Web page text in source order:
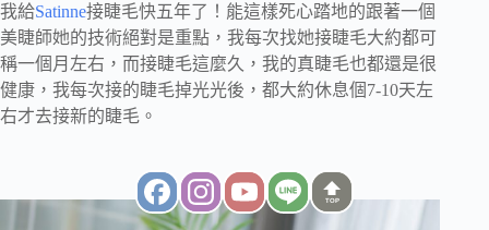
我給Satinne接睫毛快五年了！能這樣死心踏地的跟著一個
美睫師她的技術絕對是重點，我每次找她接睫毛大約都可
稱一個月左右，而接睫毛這麼久，我的真睫毛也都還是很
健康，我每次接的睫毛掉光光後，都大約休息個7-10天左
右才去接新的睫毛。
TOP